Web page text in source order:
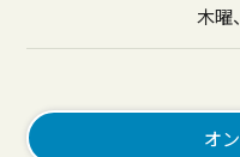
木曜
オ